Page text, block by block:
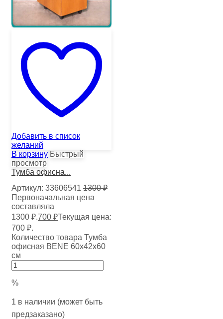
Добавить в список
желаний
В корзину Быстрый
просмотр
Тумба офисна...
Артикул: 33606541 1300₽
Первоначальная цена
составляла
1300 ₽.700 ₽Текущая цена:
700 ₽.
Количество товара Тумба
офисная BENE 60х42х60
см
%
1 в наличии (может быть
предзаказано)